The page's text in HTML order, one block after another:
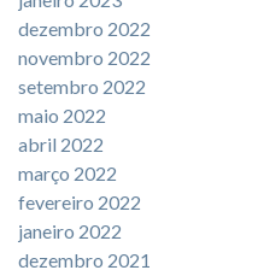
dezembro 2022
novembro 2022
setembro 2022
maio 2022
abril 2022
março 2022
fevereiro 2022
janeiro 2022
dezembro 2021